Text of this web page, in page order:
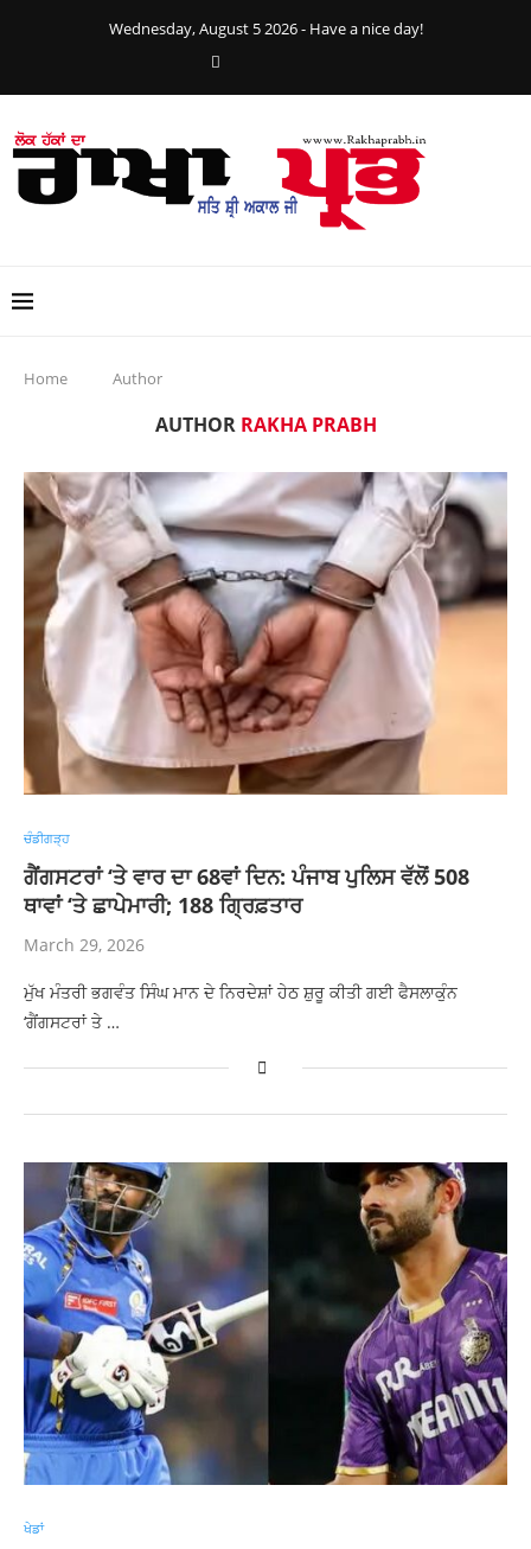
Wednesday, August 5 2026 - Have a nice day!
Home Author
AUTHOR RAKHA PRABH
ਚੰਡੀਗੜ੍ਹ
ਗੈਂਗਸਟਰਾਂ ‘ਤੇ ਵਾਰ ਦਾ 68ਵਾਂ ਦਿਨ: ਪੰਜਾਬ ਪੁਲਿਸ ਵੱਲੋਂ 508
ਥਾਵਾਂ ‘ਤੇ ਛਾਪੇਮਾਰੀ; 188 ਗ੍ਰਿਫ਼ਤਾਰ
March 29, 2026
ਮੁੱਖ ਮੰਤਰੀ ਭਗਵੰਤ ਸਿੰਘ ਮਾਨ ਦੇ ਨਿਰਦੇਸ਼ਾਂ ਹੇਠ ਸ਼ੁਰੂ ਕੀਤੀ ਗਈ ਫੈਸਲਾਕੁੰਨ
‘ਗੈਂਗਸਟਰਾਂ ਤੇ …
ਖੇਡਾਂ